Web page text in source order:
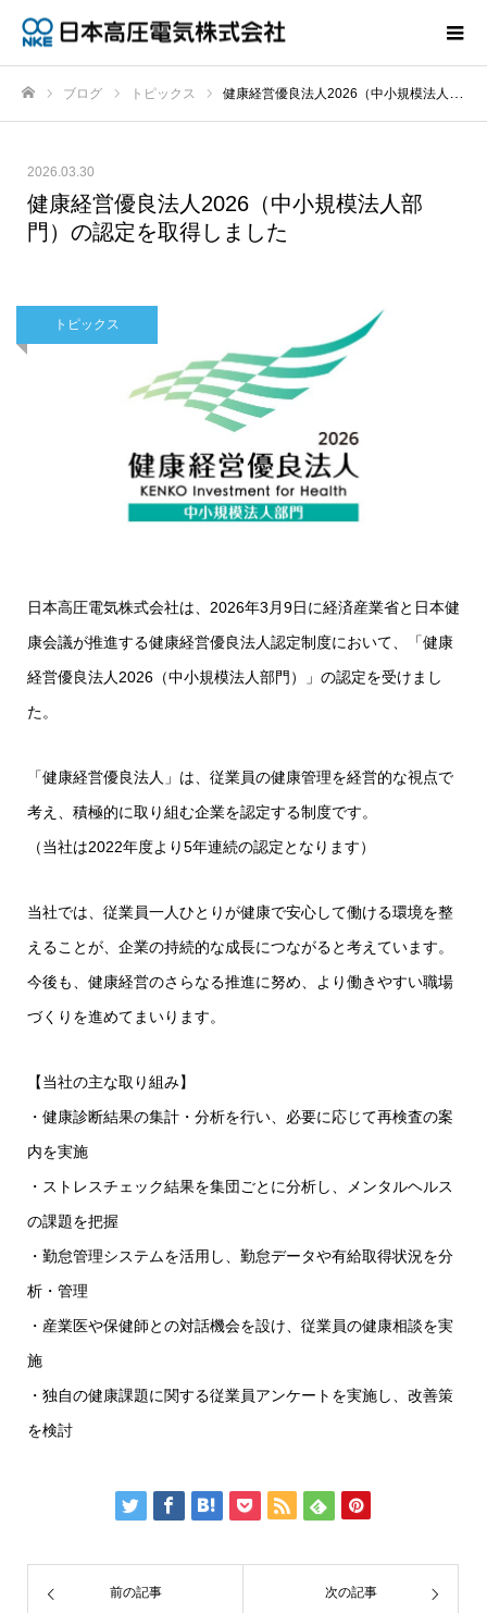
ブログ トピックス 健康経営優良法人2026（中小規模法人部門）の認定を取得しました
2026.03.30
健康経営優良法人2026（中小規模法人部
門）の認定を取得しました
トピックス
日本高圧電気株式会社は、2026年3月9日に経済産業省と日本健
康会議が推進する健康経営優良法人認定制度において、「健康
経営優良法人2026（中小規模法人部門）」の認定を受けまし
た。
「健康経営優良法人」は、従業員の健康管理を経営的な視点で
考え、積極的に取り組む企業を認定する制度です。
（当社は2022年度より5年連続の認定となります）
当社では、従業員一人ひとりが健康で安心して働ける環境を整
えることが、企業の持続的な成長につながると考えています。
今後も、健康経営のさらなる推進に努め、より働きやすい職場
づくりを進めてまいります。
【当社の主な取り組み】
・健康診断結果の集計・分析を行い、必要に応じて再検査の案
内を実施
・ストレスチェック結果を集団ごとに分析し、メンタルヘルス
の課題を把握
・勤怠管理システムを活用し、勤怠データや有給取得状況を分
析・管理
・産業医や保健師との対話機会を設け、従業員の健康相談を実
施
・独自の健康課題に関する従業員アンケートを実施し、改善策
を検討
前の記事 次の記事